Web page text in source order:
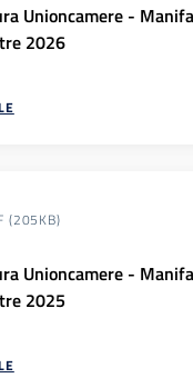
Unioncamere -
2026
(205KB)
Unioncamere -
2025